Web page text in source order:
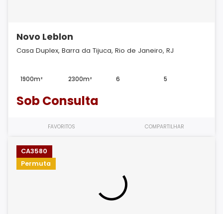
Novo Leblon
Casa Duplex, Barra da Tijuca, Rio de Janeiro, RJ
1900m² 2300m² 6 5
Sob Consulta
FAVORITOS COMPARTILHAR
CA3580
Permuta